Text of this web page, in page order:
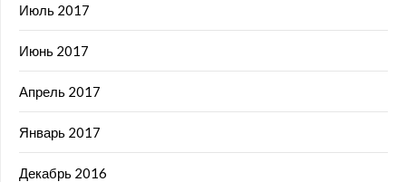
Июль 2017
Июнь 2017
Апрель 2017
Январь 2017
Декабрь 2016